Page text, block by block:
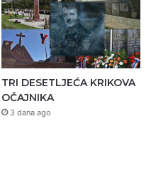
TRI DESETLJEĆA KRIKOVA
OČAJNIKA
3 dana ago